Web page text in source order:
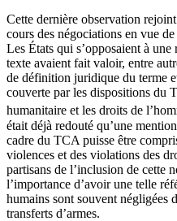
Cette dernière observation
cours des négociations en vue
Les États qui s’opposaient à
texte avaient fait valoir, entre
de définition juridique du terme
couverte par les dispositions du
humanitaire et les droits de
était déjà redouté qu’une
cadre du TCA puisse être
violences et des violations des
partisans de l’inclusion de cette
l’importance d’avoir une telle
humains sont souvent négligées
transferts d’armes.